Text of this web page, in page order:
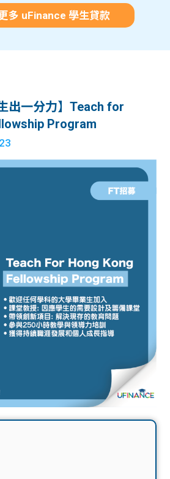
多 uFinance 學生貸款
出一分力】Teach for
Program